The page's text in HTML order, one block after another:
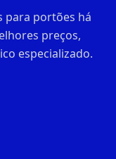
portões há
preços,
especializado.